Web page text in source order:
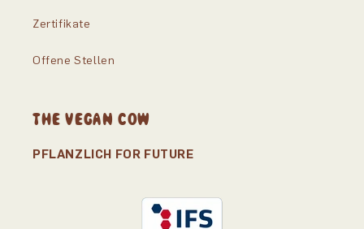
Zertifikate
Offene Stellen
THE VEGAN COW
PFLANZLICH FOR FUTURE